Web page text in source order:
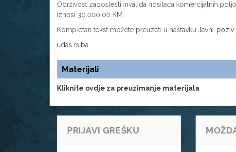
Održivost zaposlesti invalida nosilaca komercijalnih
iznosi 30.000,00 KM.
Kompletan tekst možete preuzeti u nastavku Javni-
udas.rs.ba
Materijali
Kliknite ovdje za preuzimanje materijala
PRIJAVI GREŠKU